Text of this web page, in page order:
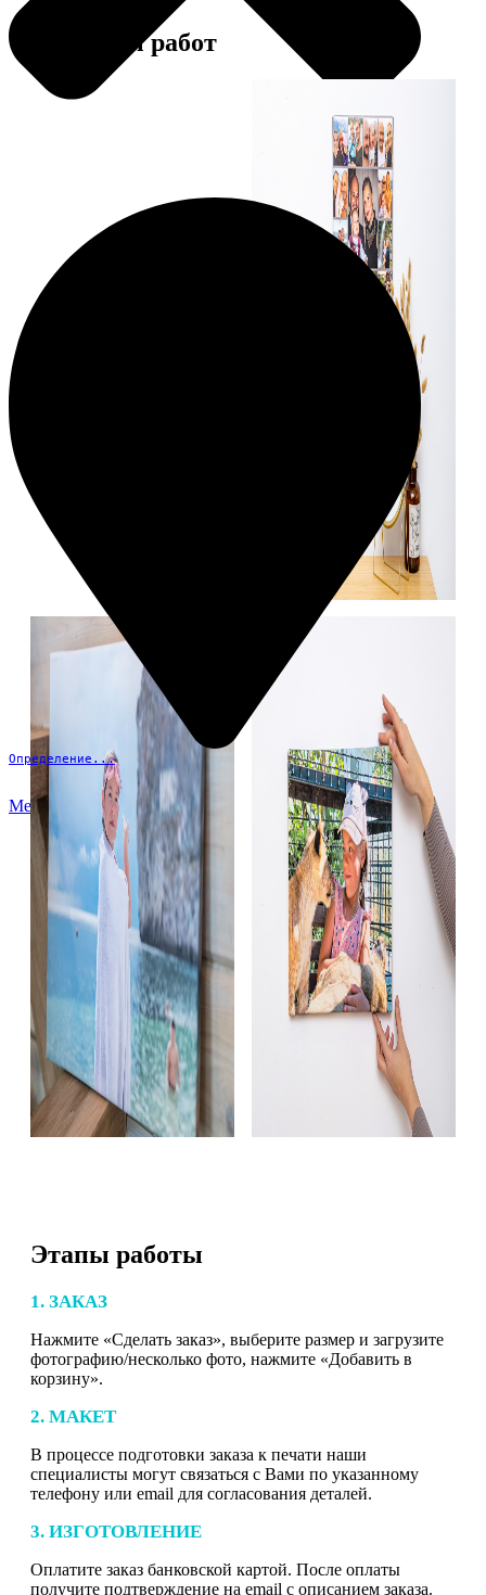
Определение...
Меню
Примеры работ
Этапы работы
1. ЗАКАЗ
Нажмите «Сделать заказ», выберите размер и загрузите
фотографию/несколько фото, нажмите «Добавить в
корзину».
2. МАКЕТ
В процессе подготовки заказа к печати наши
специалисты могут связаться с Вами по указанному
телефону или email для согласования деталей.
3. ИЗГОТОВЛЕНИЕ
Оплатите заказ банковской картой. После оплаты
получите подтверждение на email с описанием заказа.